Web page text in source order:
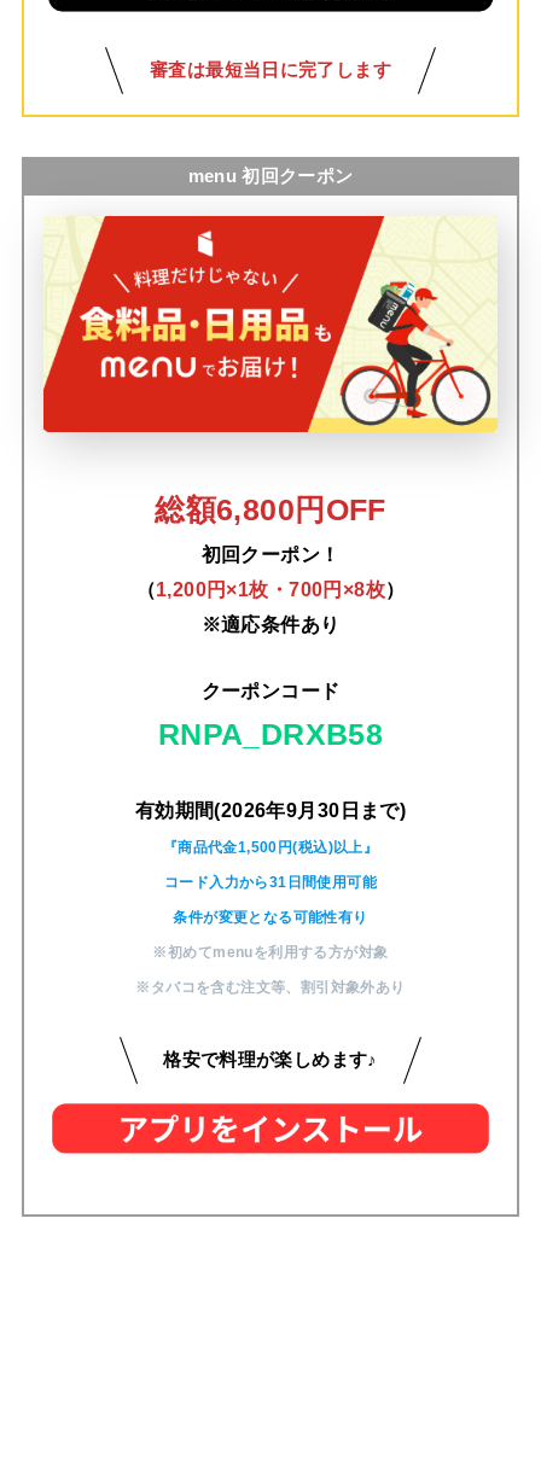
審査は最短当日に完了します
menu 初回クーポン
総額6,800円OFF
初回クーポン！
（1,200円×1枚・700円×8枚）
※適応条件あり
クーポンコード
RNPA_DRXB58
有効期間(2026年9月30日まで)
『商品代金1,500円(税込)以上』
コード入力から31日間使用可能
条件が変更となる可能性有り
※初めてmenuを利用する方が対象
※タバコを含む注文等、 割引対象外あり
格安で料理が楽しめます♪